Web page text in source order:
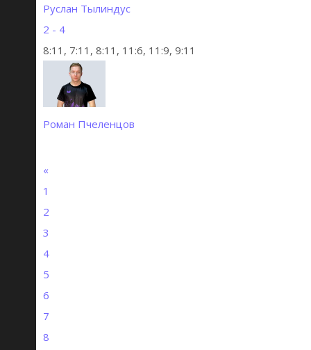
Руслан Тылиндус
2 - 4
8:11, 7:11, 8:11, 11:6, 11:9, 9:11
Роман Пчеленцов
«
1
2
3
4
5
6
7
8